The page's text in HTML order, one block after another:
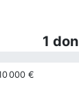
1 don
000 €